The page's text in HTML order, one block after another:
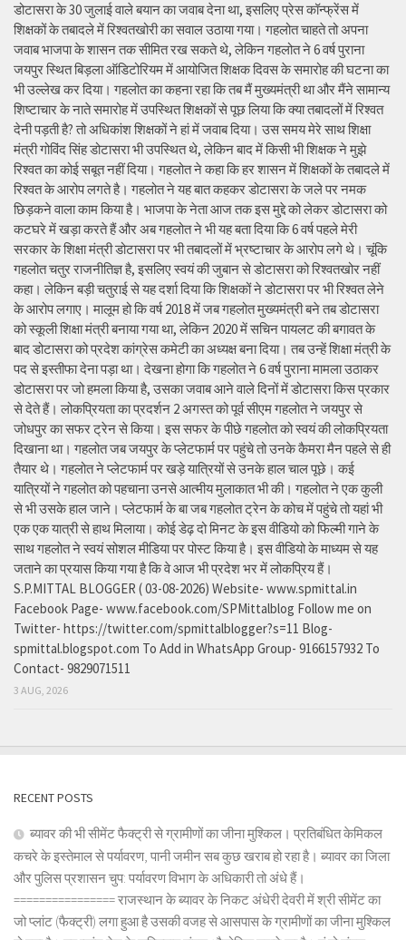
डोटासरा के 30 जुलाई वाले बयान का जवाब देना था, इसलिए प्रेस कॉन्फ्रेंस में
शिक्षकों के तबादले में रिश्वतखोरी का सवाल उठाया गया। गहलोत चाहते तो अपना
जवाब भाजपा के शासन तक सीमित रख सकते थे, लेकिन गहलोत ने 6 वर्ष पुराना
जयपुर स्थित बिड़ला ऑडिटोरियम में आयोजित शिक्षक दिवस के समारोह की घटना का
भी उल्लेख कर दिया। गहलोत का कहना रहा कि तब मैं मुख्यमंत्री था और मैंने सामान्य
शिष्टाचार के नाते समारोह में उपस्थित शिक्षकों से पूछ लिया कि क्या तबादलों में रिश्वत
देनी पड़ती है? तो अधिकांश शिक्षकों ने हां में जवाब दिया। उस समय मेरे साथ शिक्षा
मंत्री गोविंद सिंह डोटासरा भी उपस्थित थे, लेकिन बाद में किसी भी शिक्षक ने मुझे
रिश्वत का कोई सबूत नहीं दिया। गहलोत ने कहा कि हर शासन में शिक्षकों के तबादले में
रिश्वत के आरोप लगते है। गहलोत ने यह बात कहकर डोटासरा के जले पर नमक
छिड़कने वाला काम किया है। भाजपा के नेता आज तक इस मुद्दे को लेकर डोटासरा को
कटघरे में खड़ा करते हैं और अब गहलोत ने भी यह बता दिया कि 6 वर्ष पहले मेरी
सरकार के शिक्षा मंत्री डोटासरा पर भी तबादलों में भ्रष्टाचार के आरोप लगे थे। चूंकि
गहलोत चतुर राजनीतिज्ञ है, इसलिए स्वयं की जुबान से डोटासरा को रिश्वतखोर नहीं
कहा। लेकिन बड़ी चतुराई से यह दर्शा दिया कि शिक्षकों ने डोटासरा पर भी रिश्वत लेने
के आरोप लगाए। मालूम हो कि वर्ष 2018 में जब गहलोत मुख्यमंत्री बने तब डोटासरा
को स्कूली शिक्षा मंत्री बनाया गया था, लेकिन 2020 में सचिन पायलट की बगावत के
बाद डोटासरा को प्रदेश कांग्रेस कमेटी का अध्यक्ष बना दिया। तब उन्हें शिक्षा मंत्री के
पद से इस्तीफा देना पड़ा था। देखना होगा कि गहलोत ने 6 वर्ष पुराना मामला उठाकर
डोटासरा पर जो हमला किया है, उसका जवाब आने वाले दिनों में डोटासरा किस प्रकार
से देते हैं। लोकप्रियता का प्रदर्शन 2 अगस्त को पूर्व सीएम गहलोत ने जयपुर से
जोधपुर का सफर ट्रेन से किया। इस सफर के पीछे गहलोत को स्वयं की लोकप्रियता
दिखाना था। गहलोत जब जयपुर के प्लेटफार्म पर पहुंचे तो उनके कैमरा मैन पहले से ही
तैयार थे। गहलोत ने प्लेटफार्म पर खड़े यात्रियों से उनके हाल चाल पूछे। कई
यात्रियों ने गहलोत को पहचाना उनसे आत्मीय मुलाकात भी की। गहलोत ने एक कुली
से भी उसके हाल जाने। प्लेटफार्म के बा जब गहलोत ट्रेन के कोच में पहुंचे तो यहां भी
एक एक यात्री से हाथ मिलाया। कोई डेढ़ दो मिनट के इस वीडियो को फिल्मी गाने के
साथ गहलोत ने स्वयं सोशल मीडिया पर पोस्ट किया है। इस वीडियो के माध्यम से यह
जताने का प्रयास किया गया है कि वे आज भी प्रदेश भर में लोकप्रिय हैं।
S.P.MITTAL BLOGGER ( 03-08-2026) Website- www.spmittal.in
Facebook Page- www.facebook.com/SPMittalblog Follow me on
Twitter- https://twitter.com/spmittalblogger?s=11 Blog-
spmittal.blogspot.com To Add in WhatsApp Group- 9166157932 To
Contact- 9829071511
3 AUG, 2026
RECENT POSTS
ब्यावर की भी सीमेंट फैक्ट्री से ग्रामीणों का जीना मुश्किल। प्रतिबंधित केमिकल
कचरे के इस्तेमाल से पर्यावरण, पानी जमीन सब कुछ खराब हो रहा है। ब्यावर का जिला
और पुलिस प्रशासन चुप: पर्यावरण विभाग के अधिकारी तो अंधे हैं।
================ राजस्थान के ब्यावर के निकट अंधेरी देवरी में श्री सीमेंट का
जो प्लांट (फैक्ट्री) लगा हुआ है उसकी वजह से आसपास के ग्रामीणों का जीना मुश्किल